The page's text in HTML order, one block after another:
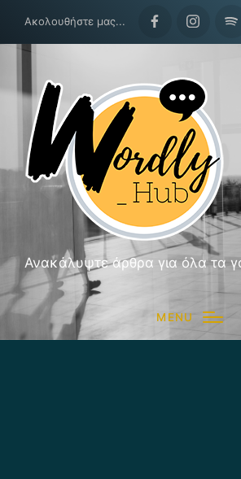
Ακολουθήστε μας...
FacebookInstagram
Ανακάλυψτε άρθρα για όλα τα
MENU